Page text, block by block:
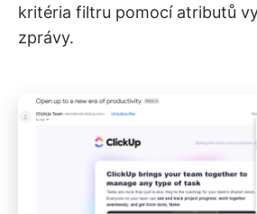
kritéria filtru pomocí atributů
zprávy.